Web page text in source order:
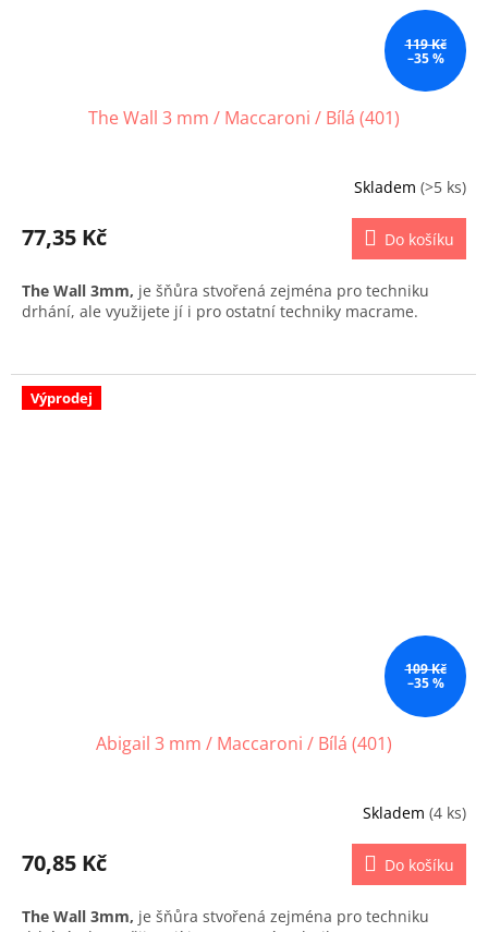
119 Kč
–35 %
The Wall 3 mm / Maccaroni / Bílá (401)
Skladem (>5 ks)
77,35 Kč Do košíku
The Wall 3mm, je šňůra stvořená zejména pro techniku
drhání, ale využijete jí i pro ostatní techniky macrame.
Výprodej
109 Kč
–35 %
Abigail 3 mm / Maccaroni / Bílá (401)
Skladem (4 ks)
70,85 Kč Do košíku
The Wall 3mm, je šňůra stvořená zejména pro techniku